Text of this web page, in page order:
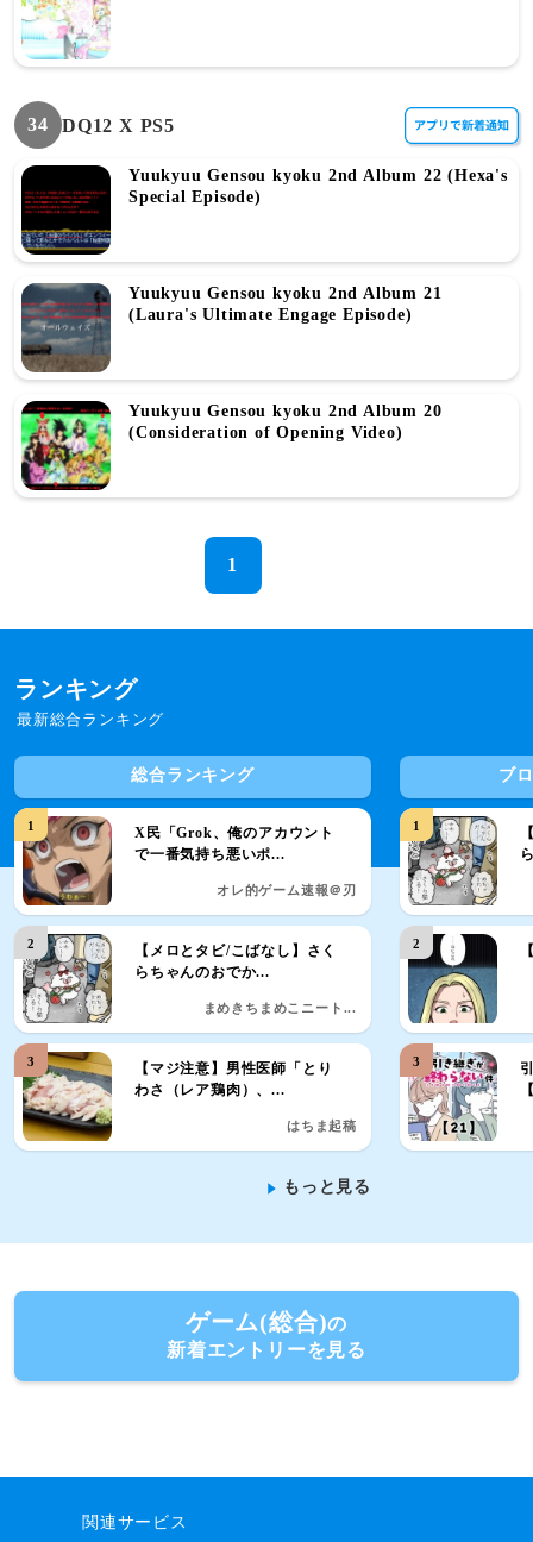
34 DQ12 X PS5
Yuukyuu Gensou kyoku 2nd Album 22 (Hexa's
Special Episode)
Yuukyuu Gensou kyoku 2nd Album 21
(Laura's Ultimate Engage Episode)
Yuukyuu Gensou kyoku 2nd Album 20
(Consideration of Opening Video)
1
ランキング
最新総合ランキング
総合ランキング
1
X民「Grok、俺のアカウント
で一番気持ち悪いポ...
オレ的ゲーム速報＠刃
2
【メロとタビ/こばなし】さく
らちゃんのおでか...
まめきちまめこニート...
3
【マジ注意】男性医師「とり
わさ（レア鶏肉）、...
はちま起稿
もっと見る
ブ
1
2
3
ゲーム(総合)の
新着エントリーを見る
関連サービス